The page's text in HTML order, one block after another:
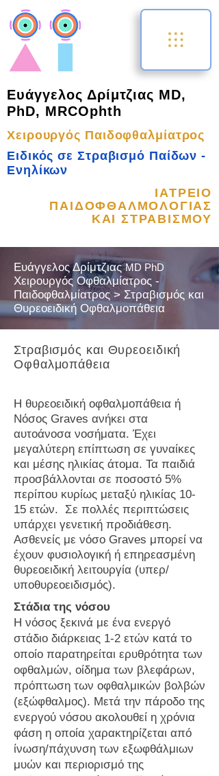
ΙΑΤΡΕΙΟ
ΠΑΙΔΟΦΘΑΛΜΟΛΟΓΙΑΣ
ΚΑΙ ΣΤΡΑΒΙΣΜΟΥ
Ευάγγελος Δρίμτζιας MD,
PhD, MRCOphth
Χειρουργός Παιδοφθαλμίατρος
Ειδικός σε Στραβισμό Παίδων -
Ενηλίκων
Ευάγγελος ΔρίμτζιαςMD PhD
Χειρουργός Οφθαλμίατρος -
Παιδοφθαλμίατρος > Στραβισμός και
Θυρεοειδική Οφθαλμοπάθεια
Στραβισμός και Θυρεοειδική
Οφθαλμοπάθεια
Η θυρεοειδική οφθαλμοπάθεια ή
Νόσος Graves ανήκει στα
αυτοάνοσα νοσήματα. Έχει
μεγαλύτερη επίπτωση σε γυναίκες
και μέσης ηλικίας άτομα. Τα παιδιά
προσβάλλονται σε ποσοστό 5%
περίπου κυρίως μεταξύ ηλικίας 10-
15 ετών. Σε πολλές περιπτώσεις
υπάρχει γενετική προδιάθεση.
Ασθενείς με νόσο Graves μπορεί να
έχουν φυσιολογική ή επηρεασμένη
θυρεοειδική λειτουργία (υπερ/
υποθυρεοειδισμός).
Στάδια της νόσου
Η νόσος ξεκινά με ένα ενεργό
στάδιο διάρκειας 1-2 ετών κατά το
οποίο παρατηρείται ερυθρότητα των
οφθαλμών, οίδημα των βλεφάρων,
πρόπτωση των οφθαλμικών βολβών
(εξώφθαλμος). Μετά την πάροδο της
ενεργού νόσου ακολουθεί η χρόνια
φάση η οποία χαρακτηρίζεται από
ίνωση/πάχυνση των εξωφθάλμιων
μυών και περιορισμό της